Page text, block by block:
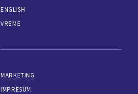
ENGLISH
VREME
MARKETING
IMPRESUM